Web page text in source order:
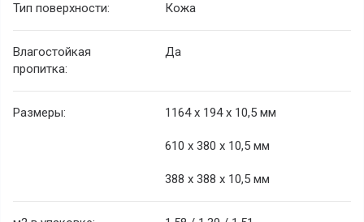
Тип поверхности: Кожа
Влагостойкая
пропитка:
Да
Размеры: 1164 х 194 х 10,5 мм
610 х 380 х 10,5 мм
388 х 388 х 10,5 мм